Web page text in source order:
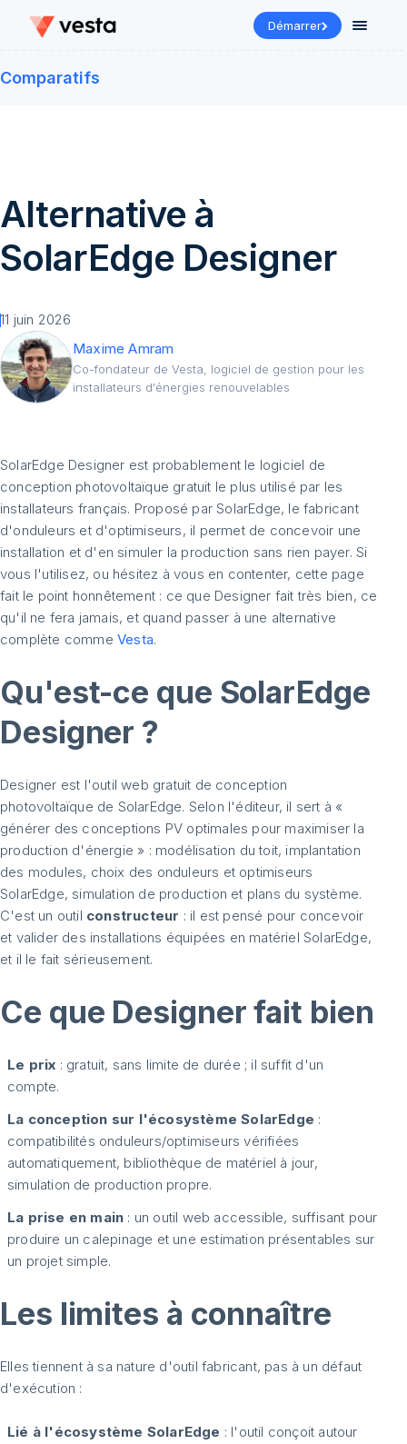
Démarrer
Comparatifs
Alternative à
SolarEdge Designer
11 juin 2026
Maxime Amram
Co-fondateur de Vesta, logiciel de gestion pour les
installateurs d'énergies renouvelables
SolarEdge Designer est probablement le logiciel de
conception photovoltaïque gratuit le plus utilisé par les
installateurs français. Proposé par SolarEdge, le fabricant
d'onduleurs et d'optimiseurs, il permet de concevoir une
installation et d'en simuler la production sans rien payer. Si
vous l'utilisez, ou hésitez à vous en contenter, cette page
fait le point honnêtement : ce que Designer fait très bien, ce
qu'il ne fera jamais, et quand passer à une alternative
complète comme Vesta.
Qu'est-ce que SolarEdge
Designer ?
Designer est l'outil web gratuit de conception
photovoltaïque de SolarEdge. Selon l'éditeur, il sert à «
générer des conceptions PV optimales pour maximiser la
production d'énergie » : modélisation du toit, implantation
des modules, choix des onduleurs et optimiseurs
SolarEdge, simulation de production et plans du système.
C'est un outil constructeur : il est pensé pour concevoir
et valider des installations équipées en matériel SolarEdge,
et il le fait sérieusement.
Ce que Designer fait bien
Le prix : gratuit, sans limite de durée ; il suffit d'un
compte.
La conception sur l'écosystème SolarEdge :
compatibilités onduleurs/optimiseurs vérifiées
automatiquement, bibliothèque de matériel à jour,
simulation de production propre.
La prise en main : un outil web accessible, suffisant pour
produire un calepinage et une estimation présentables sur
un projet simple.
Les limites à connaître
Elles tiennent à sa nature d'outil fabricant, pas à un défaut
d'exécution :
Lié à l'écosystème SolarEdge : l'outil conçoit autour